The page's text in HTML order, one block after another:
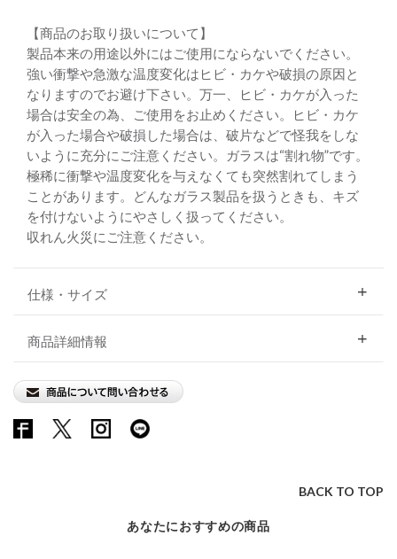
【商品のお取り扱いについて】
製品本来の用途以外にはご使用にならないでください。
強い衝撃や急激な温度変化はヒビ・カケや破損の原因と
なりますのでお避け下さい。万一、ヒビ・カケが入った
場合は安全の為、ご使用をお止めください。ヒビ・カケ
が入った場合や破損した場合は、破片などで怪我をしな
いように充分にご注意ください。ガラスは“割れ物”です。
極稀に衝撃や温度変化を与えなくても突然割れてしまう
ことがあります。どんなガラス製品を扱うときも、キズ
を付けないようにやさしく扱ってください。
収れん火災にご注意ください。
仕様・サイズ
商品詳細情報
BACK TO TOP
あなたにおすすめの商品